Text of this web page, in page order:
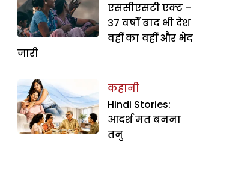
एससीएसटी एक्ट –
37 वर्षों बाद भी देश
वहीं का वहीं और भेद
जारी
कहानी
Hindi Stories:
आदर्श मत बनना
तनु